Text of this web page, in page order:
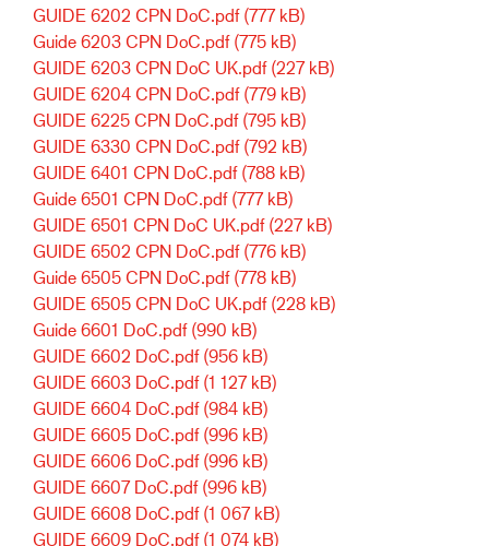
GUIDE 6202 CPN DoC.pdf (777 kB)
Guide 6203 CPN DoC.pdf (775 kB)
GUIDE 6203 CPN DoC UK.pdf (227 kB)
GUIDE 6204 CPN DoC.pdf (779 kB)
GUIDE 6225 CPN DoC.pdf (795 kB)
GUIDE 6330 CPN DoC.pdf (792 kB)
GUIDE 6401 CPN DoC.pdf (788 kB)
Guide 6501 CPN DoC.pdf (777 kB)
GUIDE 6501 CPN DoC UK.pdf (227 kB)
GUIDE 6502 CPN DoC.pdf (776 kB)
Guide 6505 CPN DoC.pdf (778 kB)
GUIDE 6505 CPN DoC UK.pdf (228 kB)
Guide 6601 DoC.pdf (990 kB)
GUIDE 6602 DoC.pdf (956 kB)
GUIDE 6603 DoC.pdf (1 127 kB)
GUIDE 6604 DoC.pdf (984 kB)
GUIDE 6605 DoC.pdf (996 kB)
GUIDE 6606 DoC.pdf (996 kB)
GUIDE 6607 DoC.pdf (996 kB)
GUIDE 6608 DoC.pdf (1 067 kB)
GUIDE 6609 DoC.pdf (1 074 kB)